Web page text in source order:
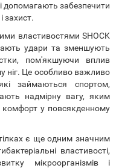
допомагають забезпечити
захист.
властивостями SHOCK
удари та зменшують
пом'якшуючи вплив
ніг. Це особливо важливо
займаються спортом,
надмірну вагу, яким
комфорт у повсякденному
є ще одним значним
властивості,
мікроорганізмів і